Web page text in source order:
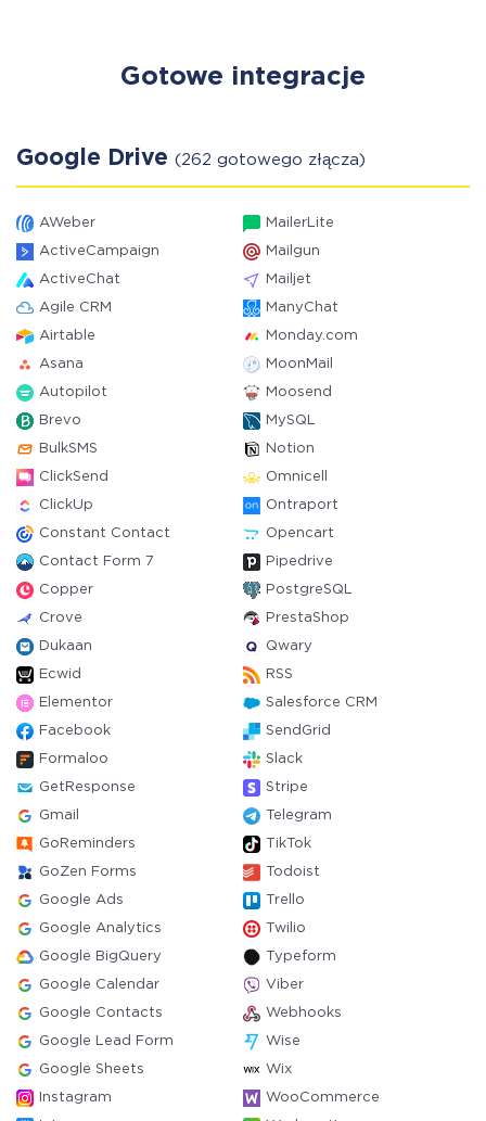
Gotowe integracje
Google Drive (262 gotowego złącza)
AWeber MailerLite
ActiveCampaign Mailgun
ActiveChat Mailjet
Agile CRM ManyChat
Airtable Monday.com
Asana MoonMail
Autopilot Moosend
Brevo MySQL
BulkSMS Notion
ClickSend Omnicell
ClickUp Ontraport
Constant Contact Opencart
Contact Form 7 Pipedrive
Copper PostgreSQL
Crove PrestaShop
Dukaan Qwary
Ecwid RSS
Elementor Salesforce CRM
Facebook SendGrid
Formaloo Slack
GetResponse Stripe
Gmail Telegram
GoReminders TikTok
GoZen Forms Todoist
Google Ads Trello
Google Analytics Twilio
Google BigQuery Typeform
Google Calendar Viber
Google Contacts Webhooks
Google Lead Form Wise
Google Sheets Wix
Instagram WooCommerce